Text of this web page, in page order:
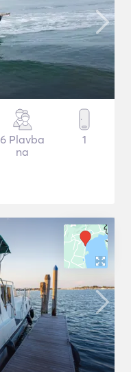
6 Plavba
na
1